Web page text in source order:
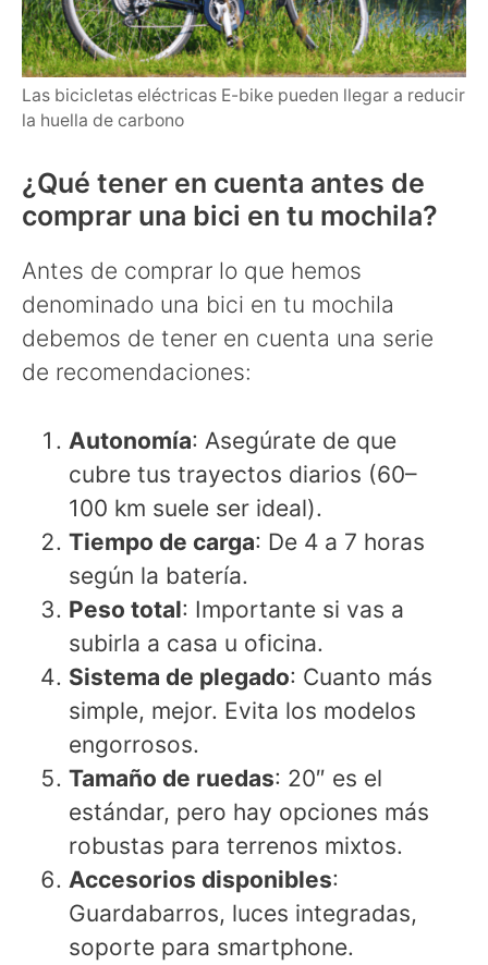
Las bicicletas eléctricas E-bike pueden llegar a reducir
la huella de carbono
¿Qué tener en cuenta antes de
comprar una bici en tu mochila?
Antes de comprar lo que hemos
denominado una bici en tu mochila
debemos de tener en cuenta una serie
de recomendaciones:
Autonomía: Asegúrate de que
cubre tus trayectos diarios (60–
100 km suele ser ideal).
Tiempo de carga: De 4 a 7 horas
según la batería.
Peso total: Importante si vas a
subirla a casa u oficina.
Sistema de plegado: Cuanto más
simple, mejor. Evita los modelos
engorrosos.
Tamaño de ruedas: 20″ es el
estándar, pero hay opciones más
robustas para terrenos mixtos.
Accesorios disponibles:
Guardabarros, luces integradas,
soporte para smartphone.